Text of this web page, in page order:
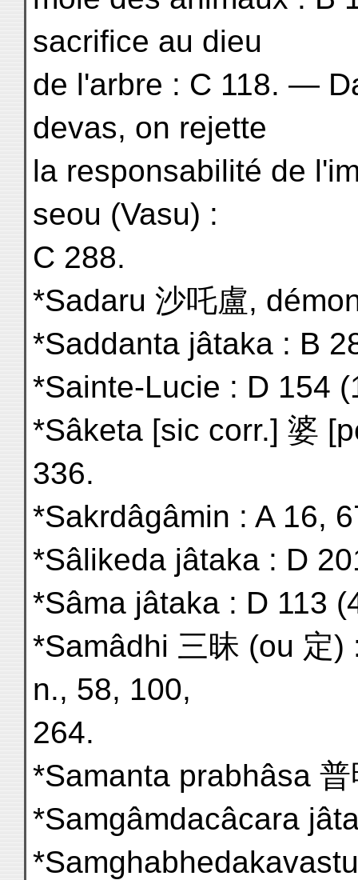
sacrifice au dieu
de l'arbre : C 118. —
devas, on rejette
la responsabilité de
seou (Vasu) :
C 288.
*Sadaru 沙吒盧,
*Saddanta jâtaka : B
*Sainte-Lucie : D 154
*Sâketa [sic corr.] 婆
336.
*Sakrdâgâmin : A 16,
*Sâlikeda jâtaka : D
*Sâma jâtaka : D 113
*Samâdhi 三昧 (ou 定
n., 58, 100,
264.
*Samanta prabhâsa
*Samgâmdacâcara